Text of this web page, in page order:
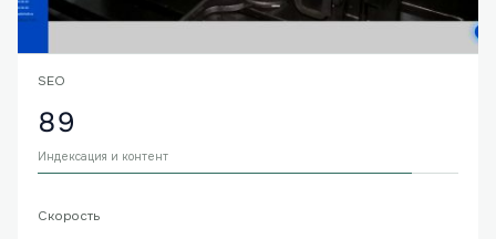
SEO
89
Индексация и контент
Скорость